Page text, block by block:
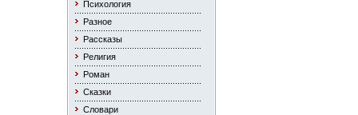
Психология
Разное
Рассказы
Религия
Роман
Сказки
Словари